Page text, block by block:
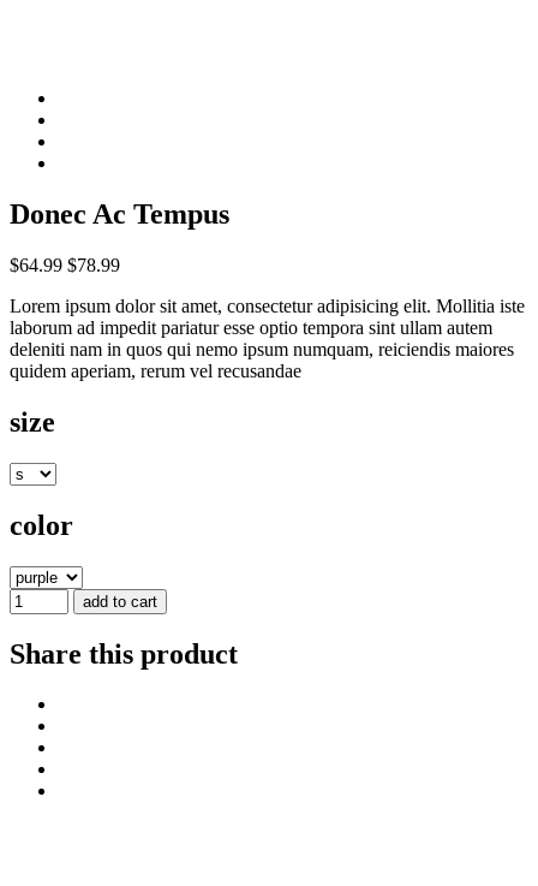
Donec Ac Tempus
$64.99 $78.99
Lorem ipsum dolor sit amet, consectetur adipisicing elit. Mollitia iste
laborum ad impedit pariatur esse optio tempora sint ullam autem
deleniti nam in quos qui nemo ipsum numquam, reiciendis maiores
quidem aperiam, rerum vel recusandae
size
color
add to cart
Share this product